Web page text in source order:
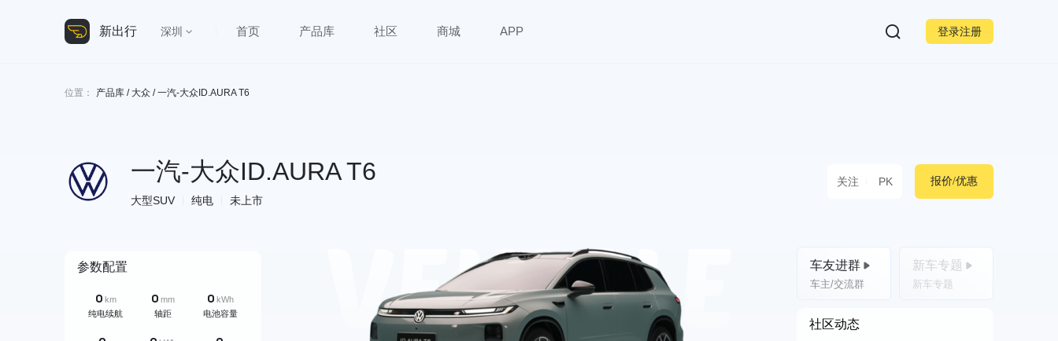
新出行 深圳 首页 产品库 社区 商城 APP 登录注册
位置： 产品库 / 大众 / 一汽-大众ID.AURA T6
一汽-大众ID.AURA T6
大型SUV 纯电 未上市
关注 PK 报价/优惠
参数配置
0 km
纯电续航
0 mm
轴距
0 kWh
电池容量
车友进群
车主/交流群
新车专题
新车专题
社区动态